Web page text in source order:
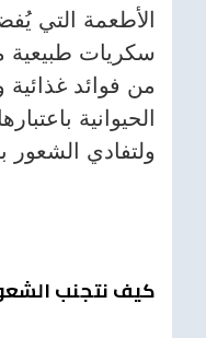
الأطعمة التي
سكريات طبيعية
من فوائد
الحيوانية
ولتفادي
كيف نتجنب